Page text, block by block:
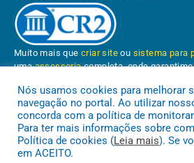
Muito mais quecriar site ou sistema para
umaassessoriacompleta, onde
Conheça oPNTP e oRadar da
Nós usamos cookies para melhorar
navegação no portal. Ao utilizar
concorda com a política de
Para ter mais informações sobre
Política de cookies (Leia mais). Se
em ACEITO.